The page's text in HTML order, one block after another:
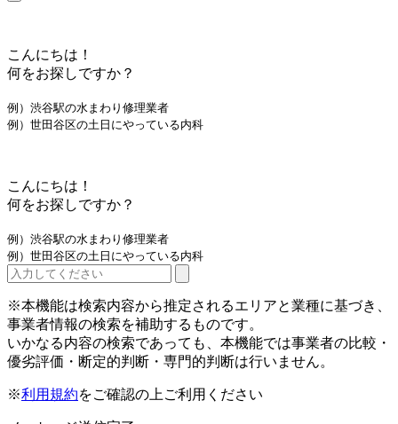
こんにちは！
何をお探しですか？
例）渋谷駅の水まわり修理業者
例）世田谷区の土日にやっている内科
こんにちは！
何をお探しですか？
例）渋谷駅の水まわり修理業者
例）世田谷区の土日にやっている内科
※本機能は検索内容から推定されるエリアと業種に基づき、
事業者情報の検索を補助するものです。
いかなる内容の検索であっても、本機能では事業者の比較・
優劣評価・断定的判断・専門的判断は行いません。
※利用規約をご確認の上ご利用ください